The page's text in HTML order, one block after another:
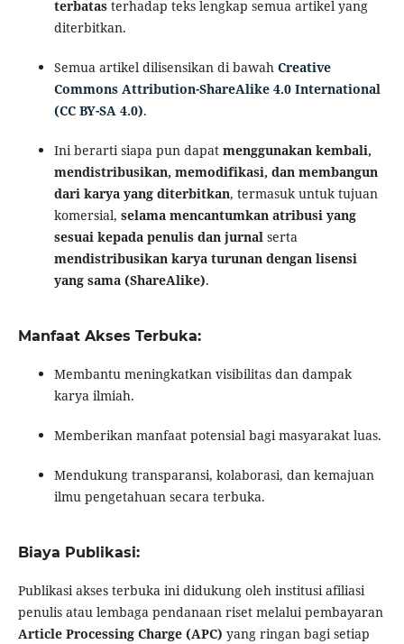
terbatasterhadap teks lengkap semua artikel yang
diterbitkan.
Semua artikel dilisensikan di bawah Creative
Commons Attribution-ShareAlike 4.0 International
(CC BY-SA 4.0).
Ini berarti siapa pun dapat menggunakan kembali,
mendistribusikan, memodifikasi, dan membangun
dari karya yang diterbitkan, termasuk untuk tujuan
komersial, selama mencantumkan atribusi yang
sesuai kepada penulis dan jurnalserta
mendistribusikan karya turunan dengan lisensi
yang sama (ShareAlike).
Manfaat Akses Terbuka:
Membantu meningkatkan visibilitas dan dampak
karya ilmiah.
Memberikan manfaat potensial bagi masyarakat luas.
Mendukung transparansi, kolaborasi, dan kemajuan
ilmu pengetahuan secara terbuka.
Biaya Publikasi:
Publikasi akses terbuka ini didukung oleh institusi afiliasi
penulis atau lembaga pendanaan riset melalui pembayaran
Article Processing Charge (APC) yang ringan bagi setiap